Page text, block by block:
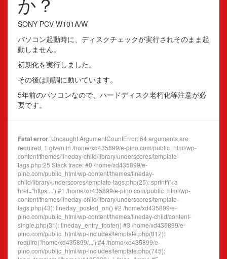
SONY PCV-W101A/W
パソコン起動時に、ディスクチェックが実行されそのまま起
動しません。
初期化を実行しました。
その後は順調に動いています。
5年前のパソコンなので、ハードディスク老朽化等注意が必
要です。
Fatal error: Uncaught ArgumentCountError: 64 arguments are
required, 1 given in /home/xd435899/e-pino.com/public_html/wp-
content/themes/lineday-child/library/underscores/template-
tags.php:25 Stack trace: #0 /home/xd435899/e-
pino.com/public_html/wp-content/themes/lineday-
child/library/underscores/template-tags.php(25): sprintf('<a
href="https:...') #1 /home/xd435899/e-pino.com/public_html/wp-
content/themes/lineday-child/library/underscores/template-
tags.php(43): lineday_posted_on() #2 /home/xd435899/e-
pino.com/public_html/wp-content/themes/lineday-child/content-
single.php(31): lineday_entry_footer() #3 /home/xd435899/e-
pino.com/public_html/wp-includes/template.php(812):
require('/home/xd435899/...') #4 /home/xd435899/e-
pino.com/public_html/wp-includes/template.php(745):